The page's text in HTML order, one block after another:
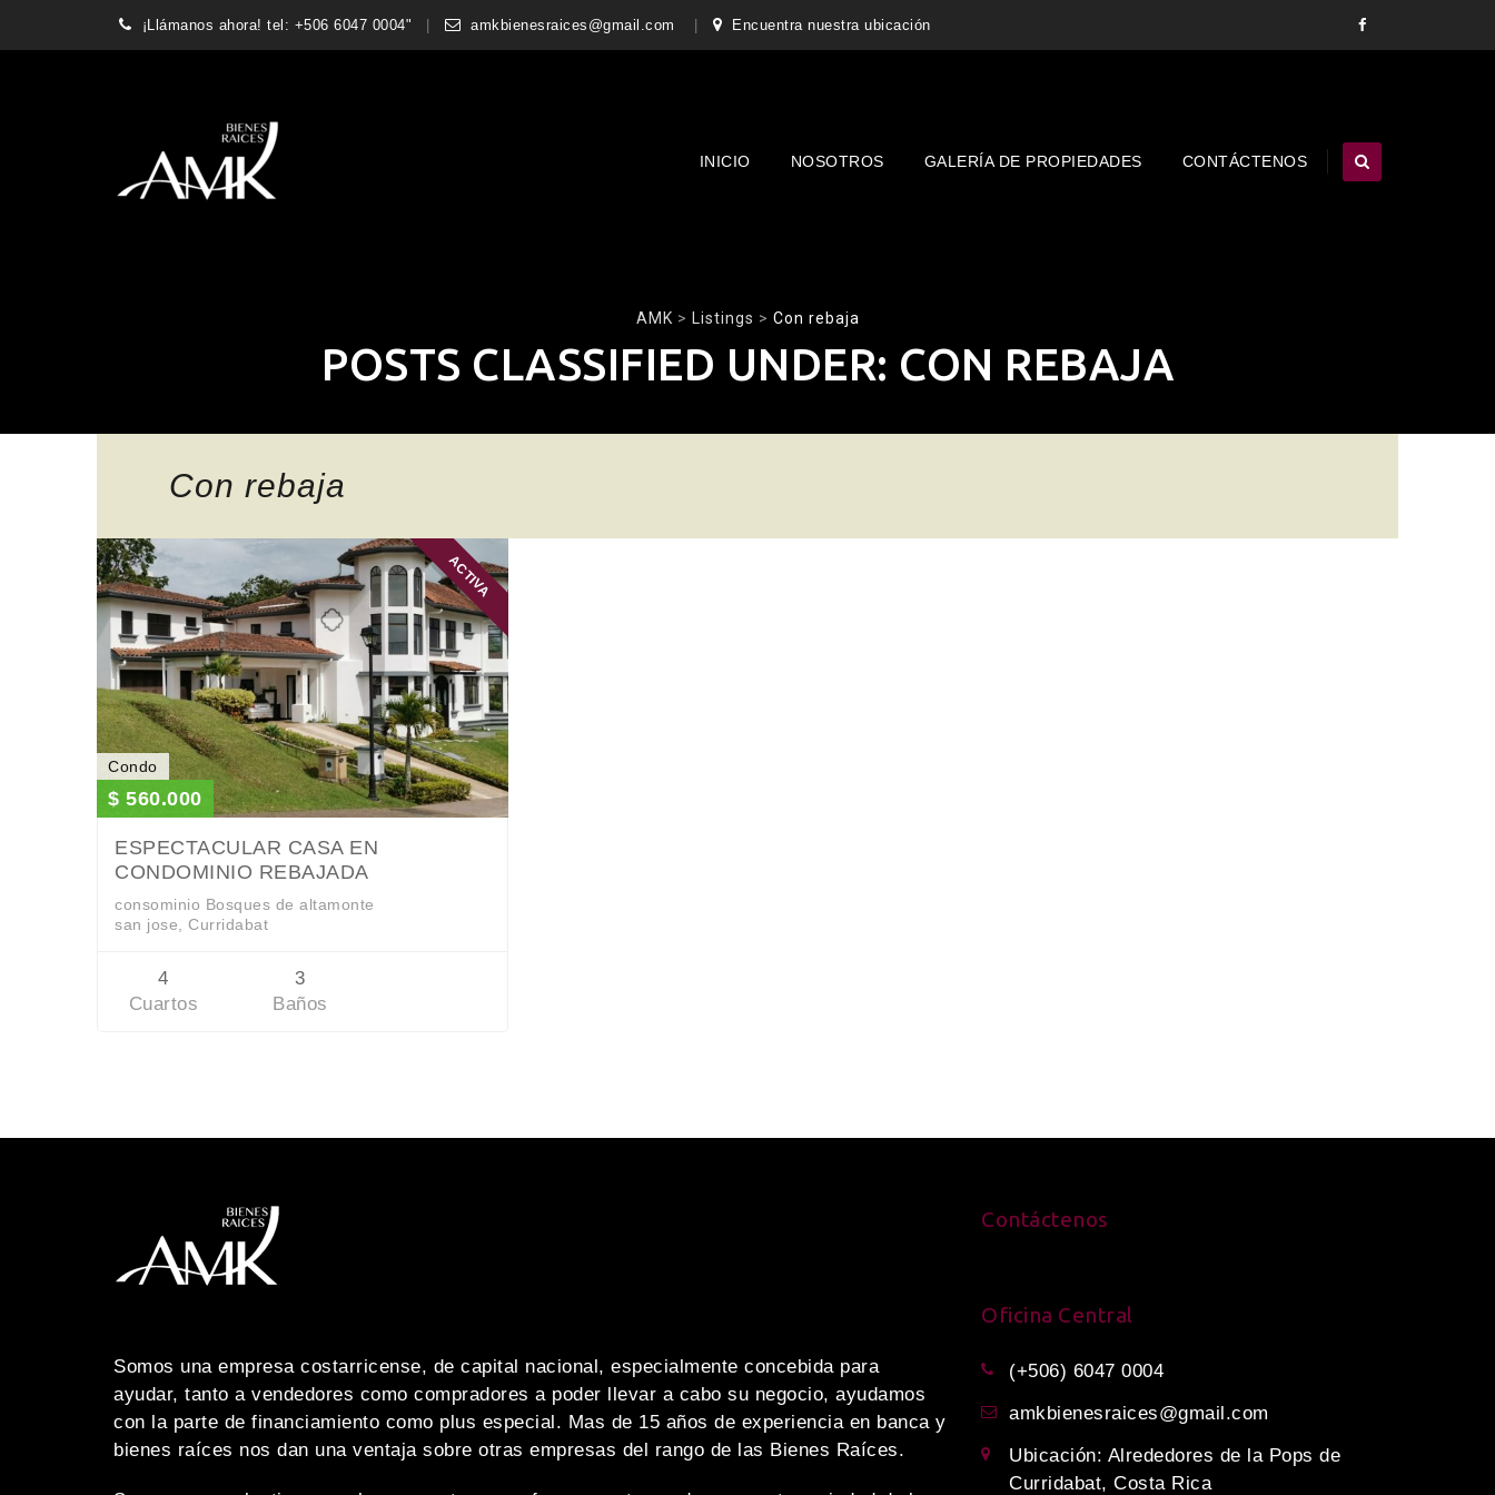
¡Llámanos ahora! tel: +506 6047 0004" amkbienesraices@gmail.com Encuentra nuestra ubicación
INICIO NOSOTROS GALERÍA DE PROPIEDADES CONTÁCTENOS
AMK > Listings > Con rebaja
POSTS CLASSIFIED UNDER: CON REBAJA
Con rebaja
ACTIVA
Condo
$ 560.000
ESPECTACULAR CASA EN
CONDOMINIO REBAJADA
consominio Bosques de altamonte
san jose, Curridabat
4
Cuartos
3
Baños
Somos una empresa costarricense, de capital nacional, especialmente concebida para
ayudar, tanto a vendedores como compradores a poder llevar a cabo su negocio, ayudamos
con la parte de financiamiento como plus especial. Mas de 15 años de experiencia en banca y
bienes raíces nos dan una ventaja sobre otras empresas del rango de las Bienes Raíces.
Contáctenos
Oficina Central
(+506) 6047 0004
amkbienesraices@gmail.com
Ubicación: Alrededores de la Pops de
Curridabat, Costa Rica